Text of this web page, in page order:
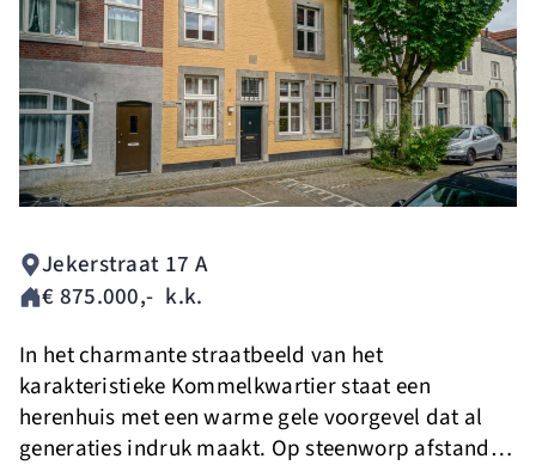
Jekerstraat 17 A
€ 875.000,- k.k.
In het charmante straatbeeld van het
karakteristieke Kommelkwartier staat een
herenhuis met een warme gele voorgevel dat al
generaties indruk maakt. Op steenworp afstand